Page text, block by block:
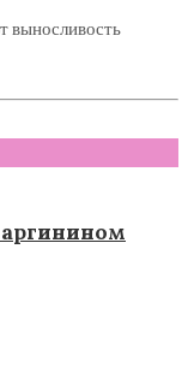
выносливость